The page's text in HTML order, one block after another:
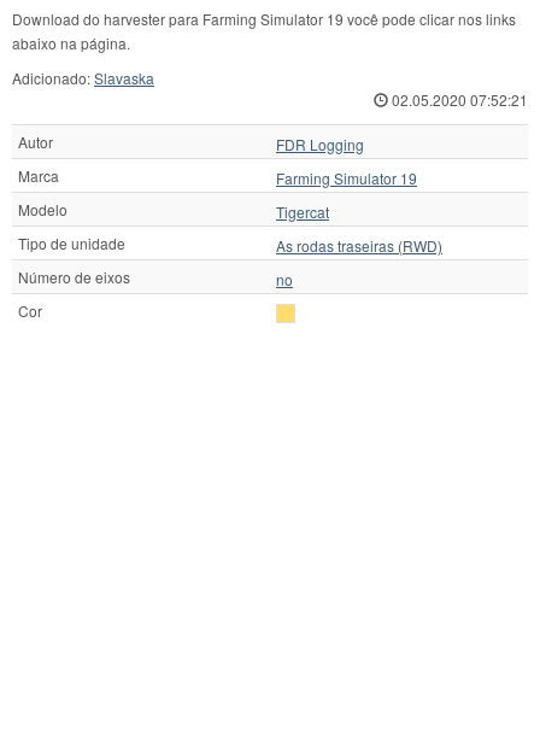
Download do harvester para Farming Simulator 19 você pode clicar nos links
abaixo na página.
Adicionado:Slavaska
02.05.2020 07:52:21
Autor
FDR Logging
Marca
Farming Simulator 19
Modelo
Tigercat
Tipo de unidade
As rodas traseiras (RWD)
Número de eixos
no
Cor